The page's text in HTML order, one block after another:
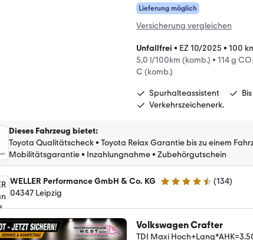
Lieferung möglich
Versicherung vergleichen
Unfallfrei • EZ 10/2025 • 100
5,0 l/100km (komb.) • 114 g
C (komb.)
Spurhalteassistent
Verkehrszeichenerk.
Dieses Fahrzeug bietet:
Toyota Qualitätscheck• Toyota Relax Garantie bis zu einem
Mobilitätsgarantie• Inzahlungnahme• Zubehörgutschein
WELLER Performance GmbH & Co. KG 4.7 Sterne (134)
04347 Leipzig
Volkswagen Crafter
TDI Maxi